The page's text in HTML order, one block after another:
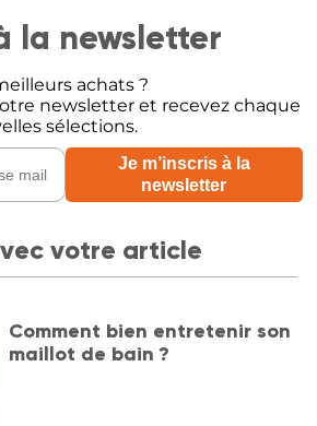
la newsletter
achats ?
newsletter et recevez chaque
sélections.
votre article
Comment bien entretenir son
maillot de bain ?